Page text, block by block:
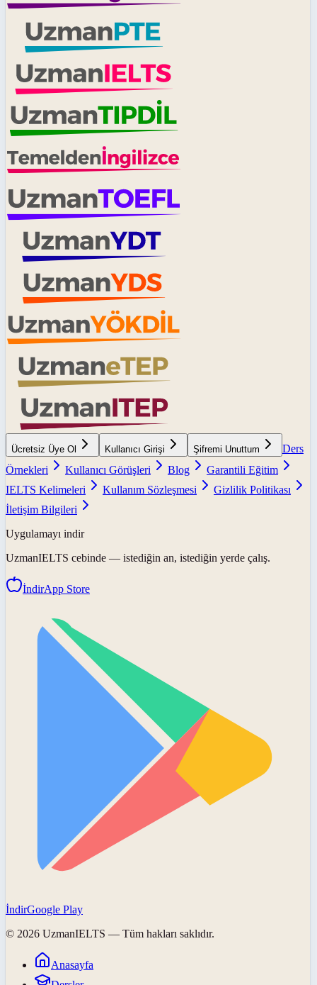
Ücretsiz Üye Ol Kullanıcı Girişi Şifremi Unuttum
Ders
Örnekleri
Kullanıcı Görüşleri Blog
Garantili Eğitim
IELTS Kelimeleri
Kullanım Sözleşmesi
Gizlilik Politikası
İletişim Bilgileri
Uygulamayı indir
UzmanIELTS cebinde — istediğin an, istediğin yerde çalış.
İndirApp Store
İndirGoogle Play
© 2026 UzmanIELTS — Tüm hakları saklıdır.
Anasayfa